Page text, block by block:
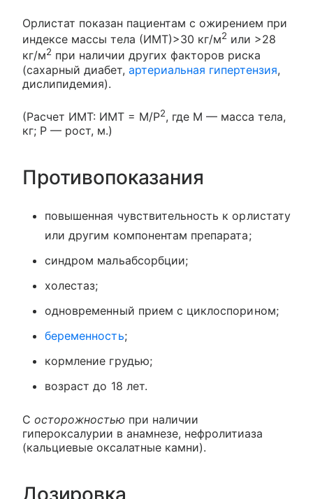
Орлистат показан пациентам с ожирением при
индексе массы тела (ИМТ)>30 кг/м2 или >28
кг/м2 при наличии других факторов риска
(сахарный диабет, артериальная гипертензия,
дислипидемия).
(Расчет ИМТ: ИМТ = М/Р2, где М — масса тела,
кг; Р — рост, м.)
Противопоказания
повышенная чувствительность к орлистату
или другим компонентам препарата;
синдром мальабсорбции;
холестаз;
одновременный прием с циклоспорином;
беременность;
кормление грудью;
возраст до 18 лет.
С осторожностью при наличии
гипероксалурии в анамнезе, нефролитиаза
(кальциевые оксалатные камни).
Дозировка